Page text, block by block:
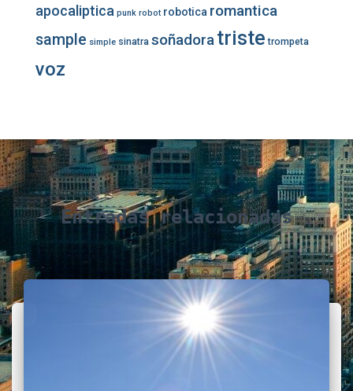
apocaliptica punk robot robotica romantica
sample simple sinatra soñadoratriste trompeta
voz
Entradas relacionadas